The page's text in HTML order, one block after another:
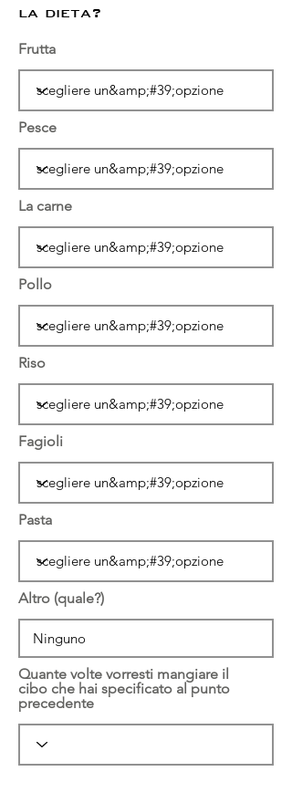
la dieta?
Frutta
Pesce
La carne
Pollo
Riso
Fagioli
Pasta
Altro (quale?)
Quante volte vorresti mangiare il
cibo che hai specificato al punto
precedente